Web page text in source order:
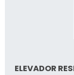
ELEVADOR